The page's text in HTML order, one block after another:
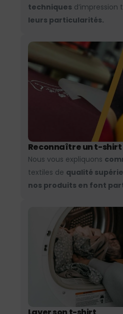
techniques d’impression
leurs particularités.
Reconnaître un t-
Nous vous expliquons
textiles de qualité
nos produits en font